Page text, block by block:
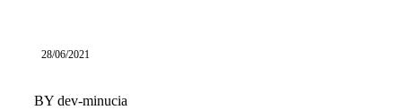
28/06/2021
BY dev-minucia